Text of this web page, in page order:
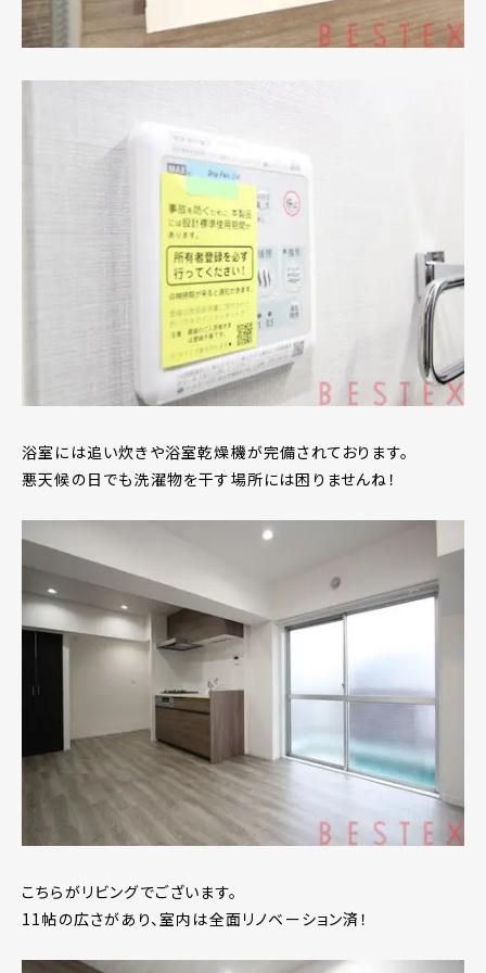
浴室には追い炊きや浴室乾燥機が完備されております。
悪天候の日でも洗濯物を干す場所には困りませんね！
こちらがリビングでございます。
11帖の広さがあり、室内は全面リノベーション済！